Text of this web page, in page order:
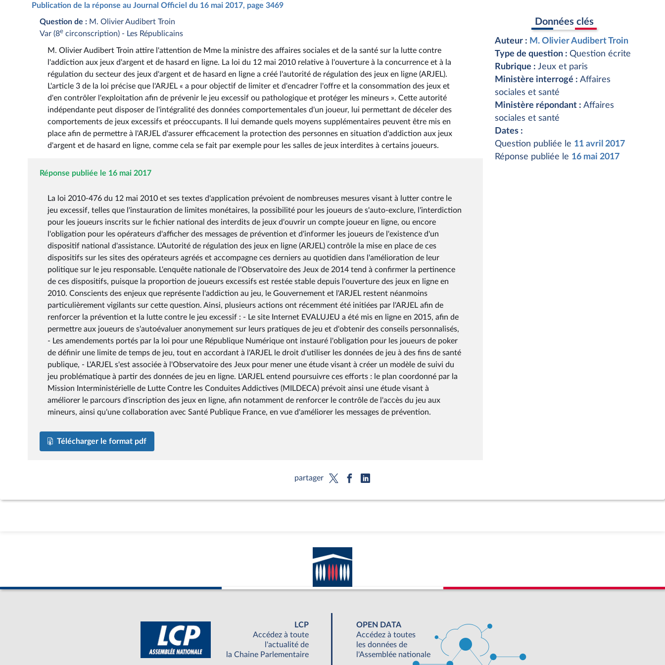
Publication de la réponse au Journal Officiel du 16 mai 2017, page 3469
Question de : M. Olivier Audibert Troin
Var (8e circonscription) - Les Républicains
M. Olivier Audibert Troin attire l'attention de Mme la ministre des affaires sociales et de la santé sur la lutte contre
l'addiction aux jeux d'argent et de hasard en ligne. La loi du 12 mai 2010 relative à l'ouverture à la concurrence et à la
régulation du secteur des jeux d'argent et de hasard en ligne a créé l'autorité de régulation des jeux en ligne (ARJEL).
L'article 3 de la loi précise que l'ARJEL « a pour objectif de limiter et d'encadrer l'offre et la consommation des jeux et
d'en contrôler l'exploitation afin de prévenir le jeu excessif ou pathologique et protéger les mineurs ». Cette autorité
indépendante peut disposer de l'intégralité des données comportementales d'un joueur, lui permettant de déceler des
comportements de jeux excessifs et préoccupants. Il lui demande quels moyens supplémentaires peuvent être mis en
place afin de permettre à l'ARJEL d'assurer efficacement la protection des personnes en situation d'addiction aux jeux
d'argent et de hasard en ligne, comme cela se fait par exemple pour les salles de jeux interdites à certains joueurs.
Réponse publiée le 16 mai 2017
La loi 2010-476 du 12 mai 2010 et ses textes d'application prévoient de nombreuses mesures visant à lutter contre le
jeu excessif, telles que l'instauration de limites monétaires, la possibilité pour les joueurs de s'auto-exclure, l'interdiction
pour les joueurs inscrits sur le fichier national des interdits de jeux d'ouvrir un compte joueur en ligne, ou encore
l'obligation pour les opérateurs d'afficher des messages de prévention et d'informer les joueurs de l'existence d'un
dispositif national d'assistance. L'Autorité de régulation des jeux en ligne (ARJEL) contrôle la mise en place de ces
dispositifs sur les sites des opérateurs agréés et accompagne ces derniers au quotidien dans l'amélioration de leur
politique sur le jeu responsable. L'enquête nationale de l'Observatoire des Jeux de 2014 tend à confirmer la pertinence
de ces dispositifs, puisque la proportion de joueurs excessifs est restée stable depuis l'ouverture des jeux en ligne en
2010. Conscients des enjeux que représente l'addiction au jeu, le Gouvernement et l'ARJEL restent néanmoins
particulièrement vigilants sur cette question. Ainsi, plusieurs actions ont récemment été initiées par l'ARJEL afin de
renforcer la prévention et la lutte contre le jeu excessif : - Le site Internet EVALUJEU a été mis en ligne en 2015, afin de
permettre aux joueurs de s'autoévaluer anonymement sur leurs pratiques de jeu et d'obtenir des conseils personnalisés,
- Les amendements portés par la loi pour une République Numérique ont instauré l'obligation pour les joueurs de poker
de définir une limite de temps de jeu, tout en accordant à l'ARJEL le droit d'utiliser les données de jeu à des fins de santé
publique, - L'ARJEL s'est associée à l'Observatoire des Jeux pour mener une étude visant à créer un modèle de suivi du
jeu problématique à partir des données de jeu en ligne. L'ARJEL entend poursuivre ces efforts : le plan coordonné par la
Mission Interministérielle de Lutte Contre les Conduites Addictives (MILDECA) prévoit ainsi une étude visant à
améliorer le parcours d'inscription des jeux en ligne, afin notamment de renforcer le contrôle de l'accès du jeu aux
mineurs, ainsi qu'une collaboration avec Santé Publique France, en vue d'améliorer les messages de prévention.
Télécharger le format pdf
Données clés
Auteur : M. Olivier Audibert Troin
Type de question : Question écrite
Rubrique : Jeux et paris
Ministère interrogé : Affaires
sociales et santé
Ministère répondant : Affaires
sociales et santé
Dates :
Question publiée le 11 avril 2017
Réponse publiée le 16 mai 2017
partager
LCP
Accédez à toute
l'actualité de
la Chaine Parlementaire
OPEN DATA
Accédez à toutes
les données de
l'Assemblée nationale